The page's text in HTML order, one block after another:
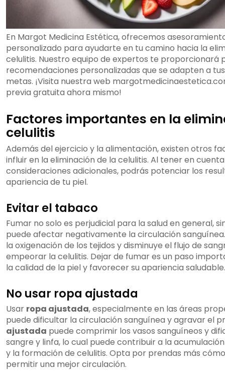
En Margot Medicina Estética, ofrecemos
personalizado para ayudarte en tu camino hacia la
celulitis. Nuestro equipo de expertos te proporcionará
recomendaciones personalizadas que se adapten a
metas. ¡Visita nuestra web
previa gratuita ahora mismo!
Factores importantes en la
celulitis
Además del ejercicio y la alimentación, existen otros
influir en la eliminación de la celulitis. Al tener en
consideraciones adicionales, podrás potenciar los
apariencia de tu piel.
Evitar el tabaco
Fumar no solo es perjudicial para la salud en general,
puede afectar negativamente la circulación
la oxigenación de los tejidos y disminuye el flujo de
empeorar la celulitis. Dejar de fumar es un paso
la calidad de la piel y favorecer su apariencia saludable.
No usar ropa ajustada
Usar ropa ajustada, especialmente en las áreas
puede dificultar la circulación sanguínea y agravar el
ajustada puede comprimir los vasos sanguíneos y
sangre y linfa, lo cual puede contribuir a la
y la formación de celulitis. Opta por prendas más
permitir una mejor circulación.